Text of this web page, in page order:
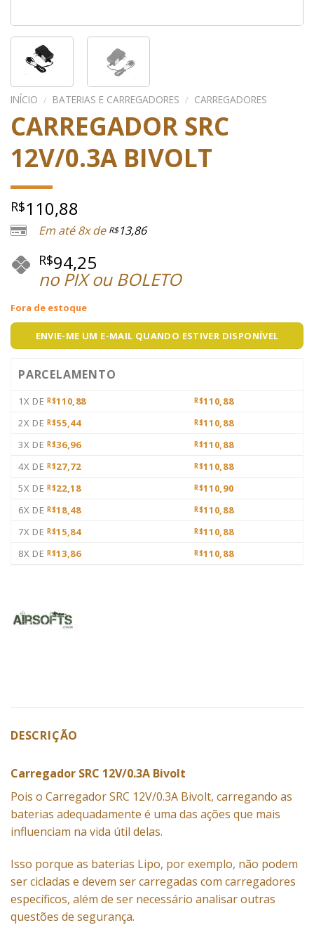
INÍCIO / BATERIAS E CARREGADORES / CARREGADORES
CARREGADOR SRC
12V/0.3A BIVOLT
R$110,88
Em até 8x de R$13,86
R$94,25
no PIX ou BOLETO
Fora de estoque
ENVIE-ME UM E-MAIL QUANDO ESTIVER DISPONÍVEL
PARCELAMENTO
1X DE R$110,88 R$110,88
2X DE R$55,44 R$110,88
3X DE R$36,96 R$110,88
4X DE R$27,72 R$110,88
5X DE R$22,18 R$110,90
6X DE R$18,48 R$110,88
7X DE R$15,84 R$110,88
8X DE R$13,86 R$110,88
DESCRIÇÃO
Carregador SRC 12V/0.3A Bivolt
Pois o CarregadorSRC 12V/0.3A Bivolt, carregando as
baterias adequadamente é uma das ações que mais
influenciam na vida útil delas.
Isso porque as baterias Lipo, por exemplo, não podem
ser cicladas e devem ser carregadas com carregadores
específicos, além de ser necessário analisar outras
questões de segurança.